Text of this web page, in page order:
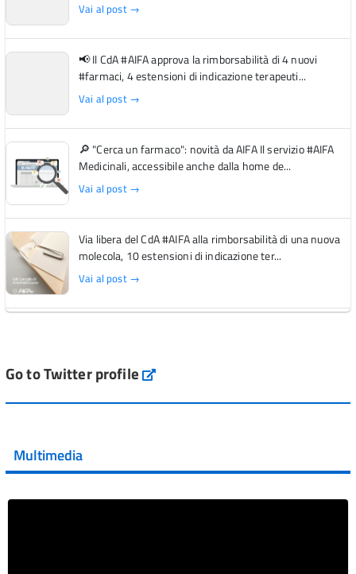
Vai al post →
📢 Il CdA #AIFA approva la rimborsabilità di 4 nuovi
#farmaci, 4 estensioni di indicazione terapeuti...
Vai al post →
🔎 "Cerca un farmaco": novità da AIFA Il servizio #AIFA
Medicinali, accessibile anche dalla home de...
Vai al post →
Via libera del CdA #AIFA alla rimborsabilità di una nuova
molecola, 10 estensioni di indicazione ter...
Vai al post →
Vai al post →
Vai al post →
Go to Twitter profile aifa_ufficiale
Multimedia